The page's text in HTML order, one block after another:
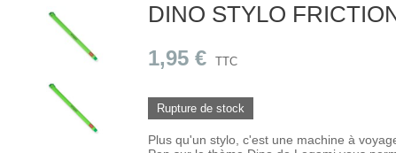
DINO STYLO
1,95 € TTC
Rupture de stock
Plus qu'un stylo, c'est une machine à